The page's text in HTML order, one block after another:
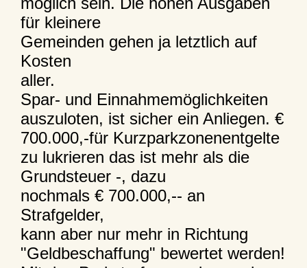
für kleinere
Gemeinden gehen ja letztlich auf
Kosten
aller.
Spar- und Einnahmemöglichkeiten
auszuloten, ist sicher ein Anliegen. €
700.000,-für Kurzparkzonenentgelte
zu lukrieren das ist mehr als die
Grundsteuer -, dazu
nochmals € 700.000,-- an
Strafgelder,
kann aber nur mehr in Richtung
"Geldbeschaffung" bewertet werden!